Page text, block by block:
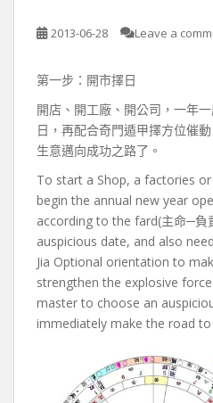
2013-06-28 Leave a
第一步：開市擇日
開店、開工廠、開公司，一年
日，再配合奇門遁甲擇方位催
生意邁向成功之路了。
To start a Shop, a factories
begin the annual new year
according to the fard(主命─負
auspicious date, and also
Jia Optional orientation to
strengthen the explosive
master to choose an
immediately make the road